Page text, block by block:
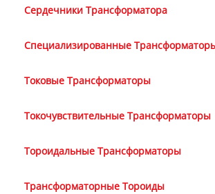
Сердечники Трансформатора
Специализированные
Токовые Трансформаторы
Токочувствительные Трансформаторы
Тороидальные Трансформаторы
Трансформаторные Тороиды